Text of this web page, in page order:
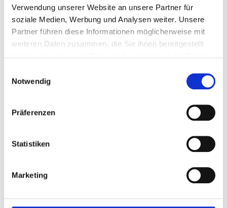
Verwendung unserer Website an unsere Partner für
soziale Medien, Werbung und Analysen weiter. Unsere
Partner führen diese Informationen möglicherweise mit
weiteren Daten zusammen, die Sie ihnen bereitgestellt
Notwendig
Präferenzen
Statistiken
Marketing